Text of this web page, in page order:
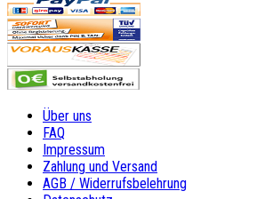
Über uns
FAQ
Impressum
Zahlung und Versand
AGB / Widerrufsbelehrung